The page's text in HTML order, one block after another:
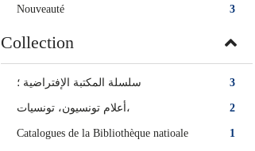
3
Nouveauté
Collection
3 سلسلة المكتبة الإفتراضية ؛
2 أعلام تونسيون، تونسيات‏‏،
1
Catalogues de la Bibliothèque natioale